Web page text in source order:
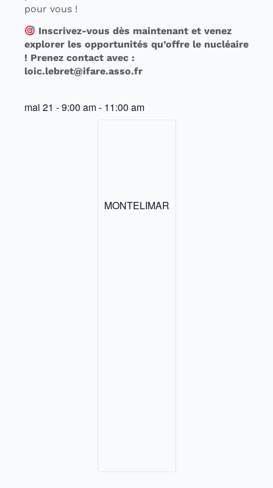
pour vous !
Inscrivez-vous dès maintenant et venez
explorer les opportunités qu’offre le nucléaire
! Prenez contact avec :
loic.lebret@ifare.asso.fr
mai 21 -9:00 am- 11:00 am
MONTELIMAR